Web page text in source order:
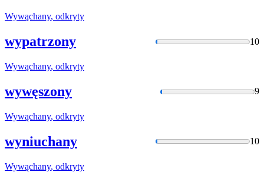
Wywąchany, odkryty
wypatrzony 10
Wywąchany, odkryty
wywęszony 9
Wywąchany, odkryty
wyniuchany 10
Wywąchany, odkryty